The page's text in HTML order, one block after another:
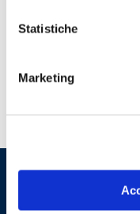
Statistiche
Marketing